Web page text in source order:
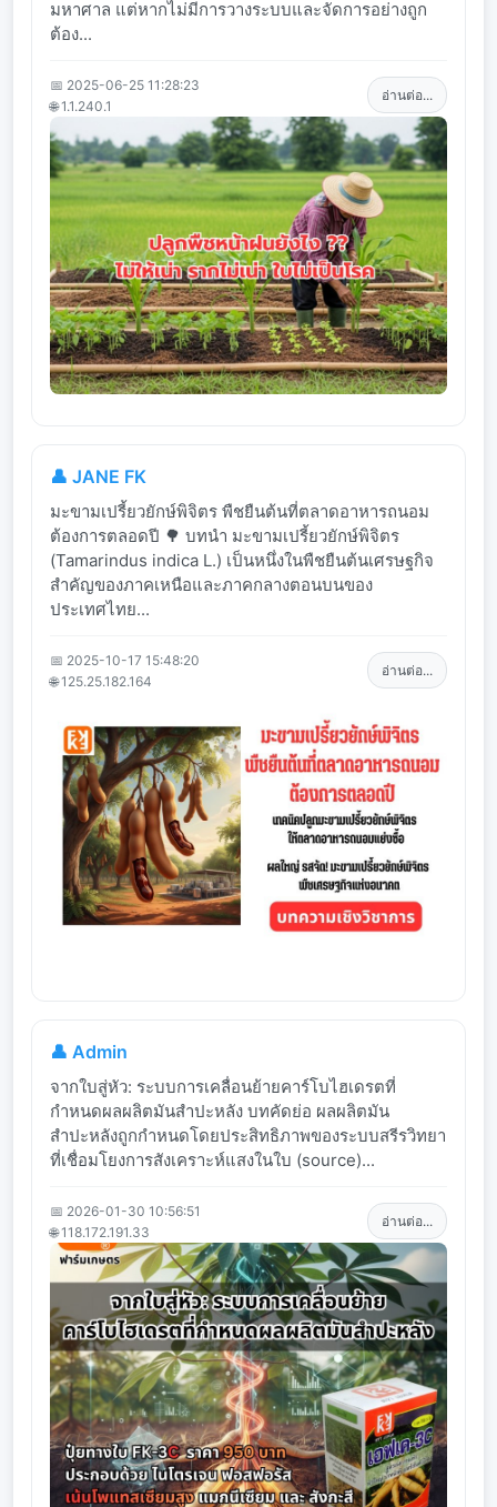
มหาศาล แต่หากไม่มีการวางระบบและจัดการอย่างถูก
ต้อง...
📅 2025-06-25 11:28:23
🌐 1.1.240.1
อ่านต่อ...
👤 JANE FK
มะขามเปรี้ยวยักษ์พิจิตร พืชยืนต้นที่ตลาดอาหารถนอม
ต้องการตลอดปี 🌳 บทนำ มะขามเปรี้ยวยักษ์พิจิตร
(Tamarindus indica L.) เป็นหนึ่งในพืชยืนต้นเศรษฐกิจ
สำคัญของภาคเหนือและภาคกลางตอนบนของ
ประเทศไทย...
📅 2025-10-17 15:48:20
🌐 125.25.182.164
อ่านต่อ...
👤 Admin
จากใบสู่หัว: ระบบการเคลื่อนย้ายคาร์โบไฮเดรตที่
กำหนดผลผลิตมันสำปะหลัง บทคัดย่อ ผลผลิตมัน
สำปะหลังถูกกำหนดโดยประสิทธิภาพของระบบสรีรวิทยา
ที่เชื่อมโยงการสังเคราะห์แสงในใบ (source)...
📅 2026-01-30 10:56:51
🌐 118.172.191.33
อ่านต่อ...